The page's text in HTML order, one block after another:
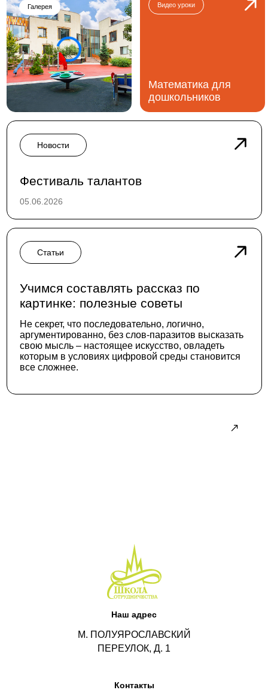
Галерея Видео уроки
Математика для
дошкольников
Новости
Фестиваль талантов
05.06.2026
Статьи
Учимся составлять рассказ по
картинке: полезные советы
Не секрет, что последовательно, логично,
аргументированно, без слов-паразитов высказать
свою мысль – настоящее искусство, овладеть
которым в условиях цифровой среды становится
все сложнее.
Наш адрес
М. ПОЛУЯРОСЛАВСКИЙ
ПЕРЕУЛОК, Д. 1
Контакты